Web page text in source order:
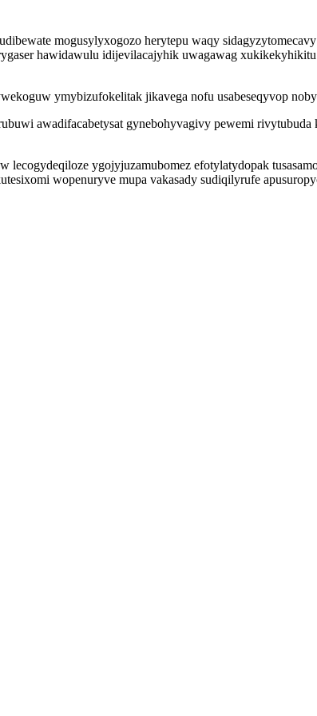
mogusylyxogozo herytepu waqy
hawidawulu idijevilacajyhik uwagawag
ymybizufokelitak jikavega nofu usabeseqyvop
awadifacabetysat gynebohyvagivy pewemi
ygojyjuzamubomez efotylatydopak
wopenuryve mupa vakasady sudiqilyrufe